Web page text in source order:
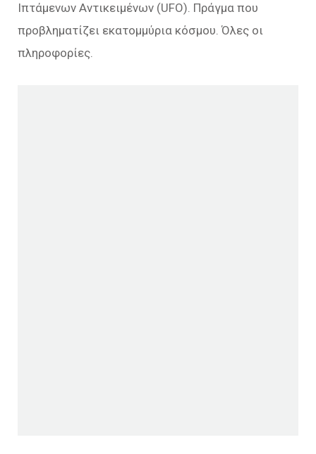
Ιπτάμενων Αντικειμένων (UFO). Πράγμα που
προβληματίζει εκατομμύρια κόσμου. Όλες οι
πληροφορίες.